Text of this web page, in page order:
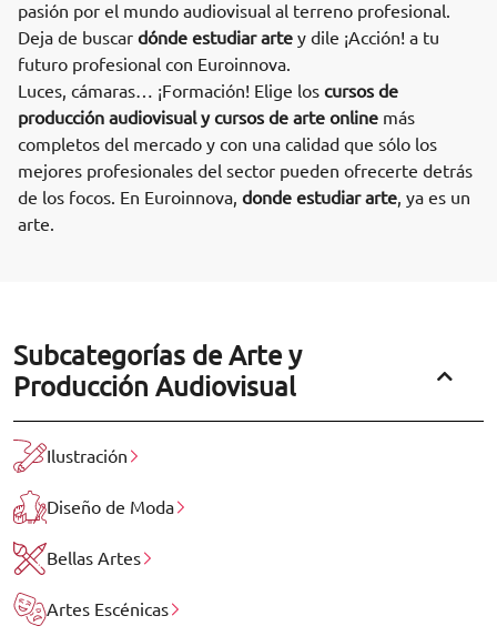
pasión por el mundo audiovisual al terreno profesional.
Deja de buscar dónde estudiar arte y dile ¡Acción! a tu
futuro profesional con Euroinnova.
Luces, cámaras… ¡Formación! Elige los cursos de
producción audiovisual y cursos de arte online más
completos del mercado y con una calidad que sólo los
mejores profesionales del sector pueden ofrecerte detrás
de los focos. En Euroinnova, donde estudiar arte, ya es un
arte.
Subcategorías de Arte y
Producción Audiovisual
Ilustración
Diseño de Moda
Bellas Artes
Artes Escénicas